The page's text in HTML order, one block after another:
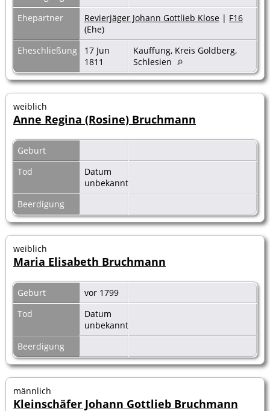
Ehepartner
Revierjäger Johann Gottlieb Klose | F16
(Ehe)
Eheschließung
17 Jun
1811
Kauffung, Kreis Goldberg,
Schlesien
weiblich
Anne Regina (Rosine) Bruchmann
Geburt
Tod
Datum
unbekannt
Beerdigung
weiblich
Maria Elisabeth Bruchmann
Geburt
vor 1799
Tod
Datum
unbekannt
Beerdigung
männlich
Kleinschäfer Johann Gottlieb Bruchmann